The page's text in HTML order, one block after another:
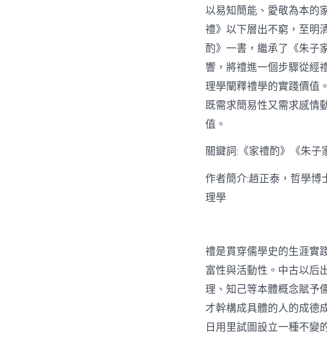
以易知簡能、愛敬為本的
禮》以下層出不窮，至明
酌》一書，繼承了《朱子
響，將禮進一個步驟從經
理學闡釋禮學的實踐價值
既需求簡易性又需求感情
值。
關鍵詞:《家禮酌》《朱子
作者簡介:趙正泰，哲學
理學
禮是貫穿儒學史的生涯實
富性與活動性。中古以后
理、知己等本體概念賦予
才幹構成具體的人的成德
日用里試圖設立一種不變